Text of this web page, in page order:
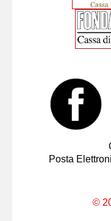
Posta
©